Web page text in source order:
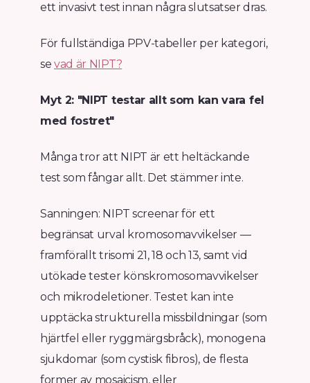
ett invasivt test innan några slutsatser dras.
För fullständiga PPV-tabeller per kategori,
sevad är NIPT?
Myt 2: "NIPT testar allt som kan vara fel
med fostret"
Många tror att NIPT är ett heltäckande
test som fångar allt. Det stämmer inte.
Sanningen: NIPT screenar för ett
begränsat urval kromosomavvikelser —
framförallt trisomi 21, 18 och 13, samt vid
utökade tester könskromosomavvikelser
och mikrodeletioner. Testet kan inte
upptäcka strukturella missbildningar (som
hjärtfel eller ryggmärgsbråck), monogena
sjukdomar (som cystisk fibros), de flesta
former av mosaicism, eller